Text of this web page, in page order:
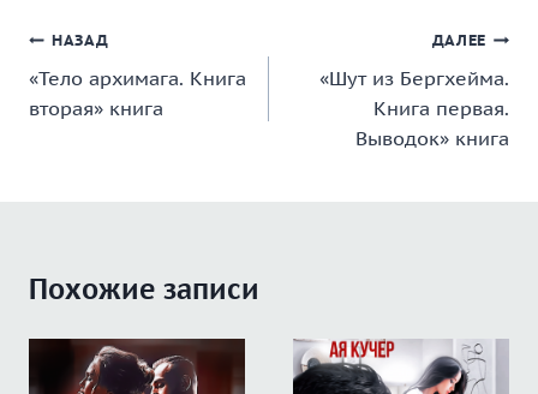
Навигация
по
записям
НАЗАД
«Тело архимага. Книга
вторая» книга
ДАЛЕЕ
«Шут из Бергхейма.
Книга первая.
Выводок» книга
Похожие записи